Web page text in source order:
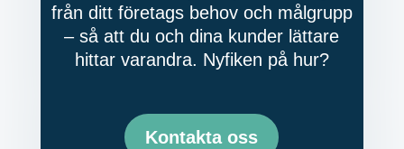
från ditt företags behov och målgrupp
– så att du och dina kunder lättare
hittar varandra. Nyfiken på hur?
Kontakta oss